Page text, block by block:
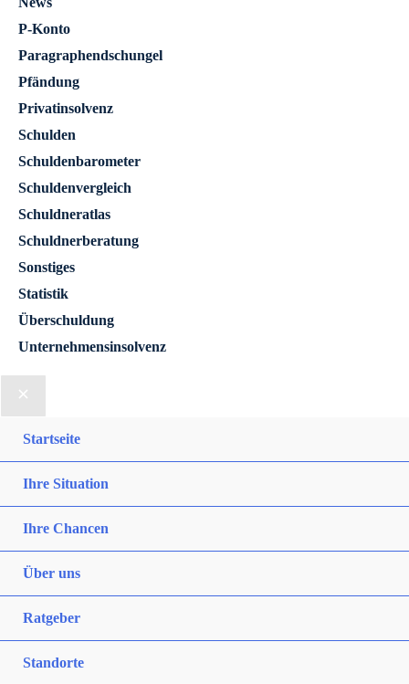
P-Konto
Paragraphendschungel
Pfändung
Privatinsolvenz
Schulden
Schuldenbarometer
Schuldenvergleich
Schuldneratlas
Schuldnerberatung
Sonstiges
Statistik
Überschuldung
Unternehmensinsolvenz
Startseite
Ihre Situation
Ihre Chancen
Über uns
Ratgeber
Standorte